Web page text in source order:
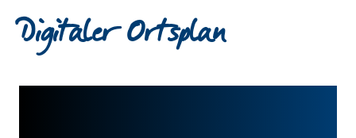
Digitaler Ortsplan